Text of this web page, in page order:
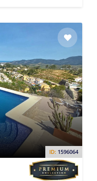
ID: 1596064